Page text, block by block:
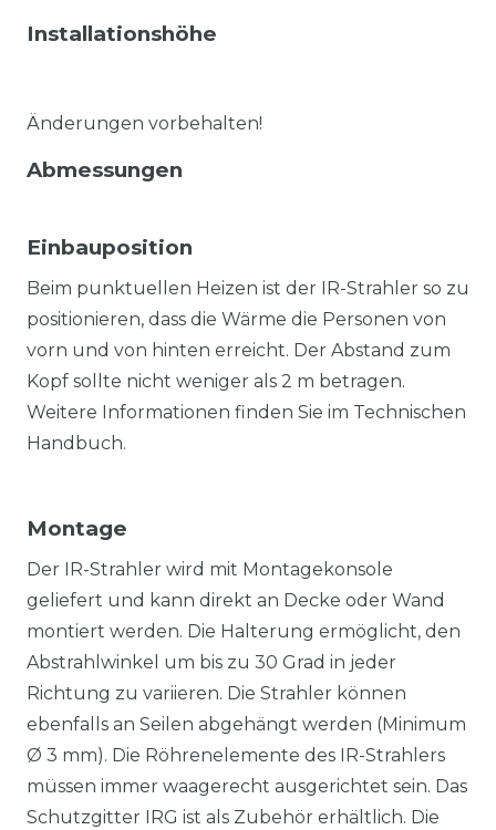
Installationshöhe
Änderungen vorbehalten!
Abmessungen
Einbauposition
Beim punktuellen Heizen ist der IR-Strahler so zu
positionieren, dass die Wärme die Personen von
vorn und von hinten erreicht. Der Abstand zum
Kopf sollte nicht weniger als 2 m betragen.
Weitere Informationen finden Sie im Technischen
Handbuch.
Montage
Der IR-Strahler wird mit Montagekonsole
geliefert und kann direkt an Decke oder Wand
montiert werden. Die Halterung ermöglicht, den
Abstrahlwinkel um bis zu 30 Grad in jeder
Richtung zu variieren. Die Strahler können
ebenfalls an Seilen abgehängt werden (Minimum
Ø 3 mm). Die Röhrenelemente des IR-Strahlers
müssen immer waagerecht ausgerichtet sein. Das
Schutzgitter IRG ist als Zubehör erhältlich. Die